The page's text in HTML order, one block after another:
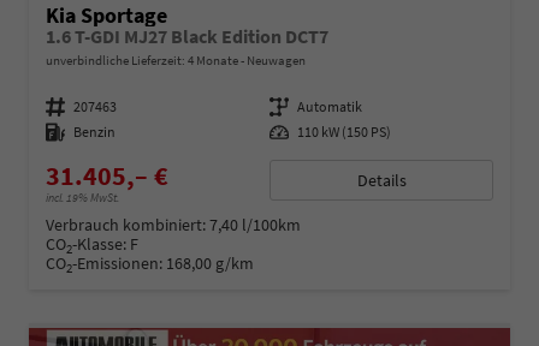
Kia Sportage
1.6 T-GDI MJ27 Black Edition DCT7
unverbindliche Lieferzeit: 4 Monate Neuwagen
Fahrzeugnummer 207463 Getriebe Automatik
Kraftstoff Benzin Leistung 110 kW (150 PS)
31.405,– €
incl. 19% MwSt.
Details
Verbrauch kombiniert:7,40 l/100km
CO2-Klasse: F
CO2-Emissionen: 168,00 g/km